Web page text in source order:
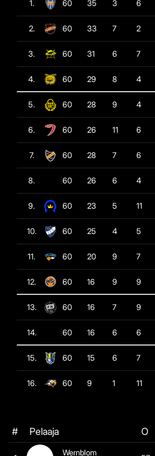
1. 60 35 3 6
2. 60 33 7 2
3. 60 31 6 7
4. 60 29 8 4
5. 60 28 9 4
6. 60 26 11 6
7. 60 28 7 6
8. 60 26 6 4
9. 60 23 5 11
10. 60 25 4 5
11. 60 20 9 7
12. 60 16 9 9
13. 60 16 7 9
14. 60 16 6 6
15. 60 15 6 7
16. 60 9 1 11
# Pelaaja O
Wernblom